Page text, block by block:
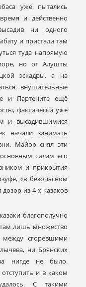
уже пытались
и действенно
ни одного
и пристали там
туда напрямую
но от Алушты
эскадры, а на
внушительные
и Партените ещё
фактически уже
и высадившимися
начали занимать
Майор снял эти
силам его
и прикрытия
«в безопасном
дозор из 4-х казаков
благополучно
лишь множество
между сгоревшими
ни Брянских
нигде не было.
и в каком
С такими